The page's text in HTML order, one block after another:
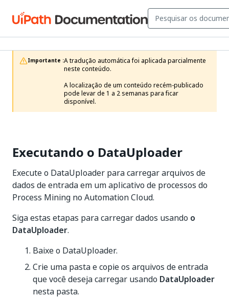
Importante :A tradução automática foi aplicada parcialmente
neste conteúdo.
A localização de um conteúdo recém-publicado
pode levar de 1 a 2 semanas para ficar
disponível.
Executando o DataUploader
Execute o DataUploader para carregar arquivos de
dados de entrada em um aplicativo de processos do
Process Mining no Automation Cloud.
Siga estas etapas para carregar dados usando o
DataUploader.
Baixe o DataUploader.
Crie uma pasta e copie os arquivos de entrada
que você deseja carregar usando DataUploader
nesta pasta.